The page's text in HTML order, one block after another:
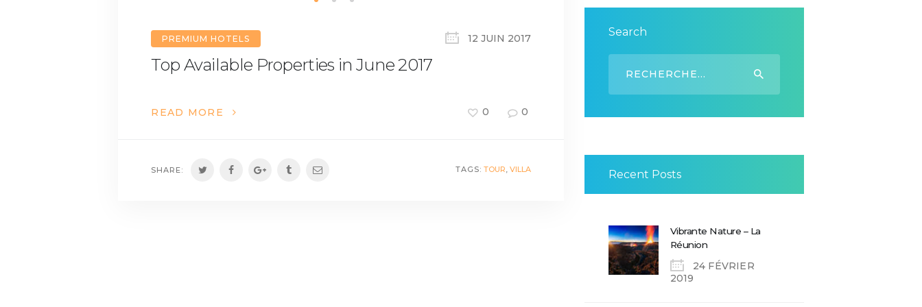
PREMIUM HOTELS 12 JUIN 2017
Top Available Properties in June 2017
READ MORE 0 0
SHARE: TAGS: TOUR, VILLA
Search
Recent Posts
Vibrante Nature – La
Réunion
24 FÉVRIER
2019